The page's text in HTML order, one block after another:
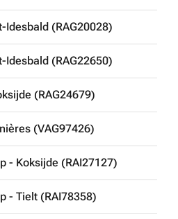
Idesbald (RAG20028)
Idesbald (RAG22650)
(RAG24679)
(VAG97426)
- Koksijde (RAI27127)
- Tielt (RAI78358)